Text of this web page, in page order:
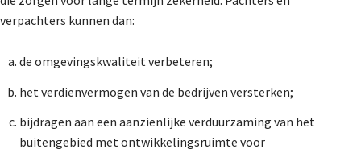
verpachters kunnen dan:
de omgevingskwaliteit verbeteren;
het verdienvermogen van de bedrijven versterken;
bijdragen aan een aanzienlijke verduurzaming van het
buitengebied met ontwikkelingsruimte voor